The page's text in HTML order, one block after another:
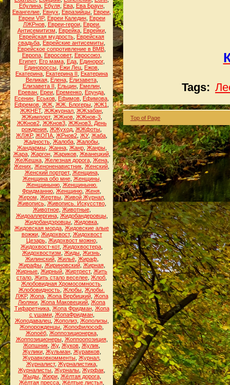
Ебулина, Ебуля, Ева, Ева Браун,
Евангелие Евнух Евразийцы Евреи
Евреи VIP, Евреи Каледин, Евреи
ЛЖРнов, Евреи-герои, Евреи.
Антисемитизм
Еврейка, Еврейки,
Еврейская мудрость Еврейская
свадьба Еврейские антисемиты
Еврейское сопротивление в ВМВ
Европа, Евросовет, Евросоюз,
Египет, Его мама, Еда, Единорог,
Единороссы Ежи Лец Ежов
Екатерина Екатерина II
Екатерина
Великая, Елена, Елизавета,
Елизавета II
Ельцин, Емелин,
Ереван Ереи Еременко Ерунда
Есенин Еськов Ефимов Ефимова
Ефремов ЖЖ ЖЖ. Блогеры ЖЖ1
ЖЖНЕТ, ЖЖжурнал ЖЖзабан
ЖЖимпорт, ЖЖнов, ЖЖнов-3,
ЖЖнов2, ЖЖнов3, ЖЖнов3. День
рождения ЖЖуход ЖЖфоты
ЖЛЖР, ЖОПА ЖРнов2 ЖУ, Жаба
Жадность Жалоба Жалобы
Жандармы, Жанна, Жанр, Жанры,
Жара, Жаргон, Жариков, Жванецкий,
ЖеЖешка, Железная дорога, Жена,
Жених Женоненавистник Женский
Женский портрет, Женщина,
Женщина обо мне, Женщины,
Женщиныню, Женщиныню.
Фридманню Женщиню Женя
Жером Жертвы, Живой Журнал,
Живопись, Живопись. Искусство,
Животное, Животные,
Жидоаллергина, Жидобандеровцы,
Жидобандэровцы Жидовка
Жидовская морда Жидовские алые
вожжи, Жидохвост, Жидохвост
Цезарь, Жидохвост можно,
Жидохвост-кот, Жидохвостера
Жидохвостизм Жиды Жизнь
Жилинский, Жильё, Жираф,
Жирафы, Жириновский, Жирная,
Жирные Жирный Жиртрест, Жить
стало Жить стало веселее Жлоб
Жлобовидная Хромосомность
Жлобовидность Жлобы Жлобы.
ЛЖР, Жопа, Жопа Вербицкий, Жопа
Люляки Жопа Маковецкий Жопа
Тифаретника, Жопа Фридман, Жопа
с ушами, ЖопаФридман,
Жоподавалец, Жополиз, Жополизы,
Жопорожденцы Жопофилософ
Жопоёб, Жоппозиционерка,
Жоппозиционеры, Жоппоопозиция,
Жопшник Жу, Жуков Жулик
Жулики, Жульман, Журавков,
Журавковкомменты Журнал
Журналист, Журналистика,
Журналисты Журналы Журфак
Жыды, Жюри, Жёлтая дорога,
Жёлтая пресса Жёлтые листья
Tags:
Top of Page